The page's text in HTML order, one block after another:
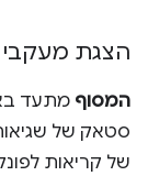
הצגת מעקבי
המסוף מתעד
סטאק של
של קריאות